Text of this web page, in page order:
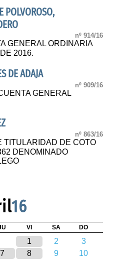
POLVOROSO,
nº 914/16
GENERAL ORDINARIA
2016.
DE ADAJA
nº 909/16
GENERAL
nº 863/16
TITULARIDAD DE COTO
DENOMINADO
16
VI SA DO
1 2
3
7 8 9
10